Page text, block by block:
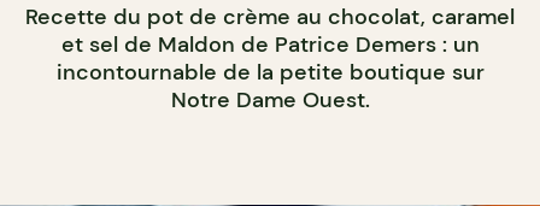
Recette du pot de crème au chocolat, caramel
et sel de Maldon de Patrice Demers : un
incontournable de la petite boutique sur
Notre Dame Ouest.